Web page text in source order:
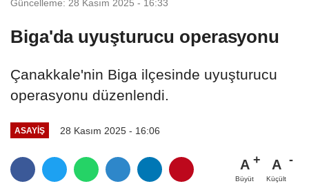
Güncelleme: 28 Kasım 2025 - 16:33
Biga'da uyuşturucu operasyonu
Çanakkale'nin Biga ilçesinde uyuşturucu
operasyonu düzenlendi.
ASAYIŞ 28 Kasım 2025 - 16:06
A
Büyüt
A
Küçült